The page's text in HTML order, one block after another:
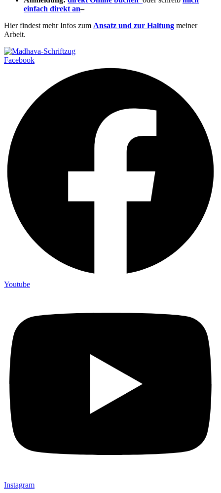
einfach direkt an–
Hier findest mehr Infos zum Ansatz und zur Haltung meiner
Arbeit.
Facebook
Youtube
Instagram